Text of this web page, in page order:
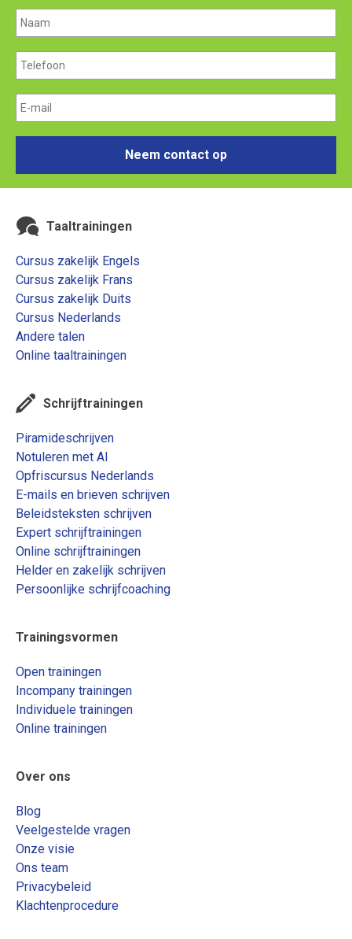
Neem contact op
Taaltrainingen
Cursus zakelijk Engels
Cursus zakelijk Frans
Cursus zakelijk Duits
Cursus Nederlands
Andere talen
Online taaltrainingen
Schrijftrainingen
Piramideschrijven
Notuleren met AI
Opfriscursus Nederlands
E-mails en brieven schrijven
Beleidsteksten schrijven
Expert schrijftrainingen
Online schrijftrainingen
Helder en zakelijk schrijven
Persoonlijke schrijfcoaching
Trainingsvormen
Open trainingen
Incompany trainingen
Individuele trainingen
Online trainingen
Over ons
Blog
Veelgestelde vragen
Onze visie
Ons team
Privacybeleid
Klachtenprocedure